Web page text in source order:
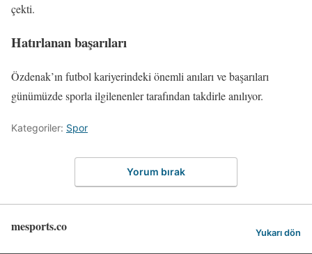
çekti.
Hatırlanan başarıları
Özdenak’ın futbol kariyerindeki önemli anıları ve başarıları
günümüzde sporla ilgilenenler tarafından takdirle anılıyor.
Kategoriler: Spor
Yorum bırak
mesports.co Yukarı dön